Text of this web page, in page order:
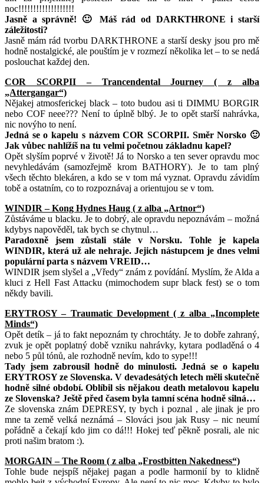
noc!!!!!!!!!!!!!!!!!!!
Jasně a správně! 🙂 Máš rád od DARKTHRONE i starší
záležitosti?
Jasně mám rád tvorbu DARKTHRONE a starší desky jsou pro mě
hodně nostalgické, ale pouštím je v rozmezí několika let – to se nedá
poslouchat každej den.
COR SCORPII – Trancendental Journey ( z alba
„Attergangar“)
Nějakej atmosferickej black – toto budou asi ti DIMMU BORGIR
nebo COF neee??? Není to úplně blbý. Je to opět starší nahrávka,
nic novýho to není.
Jedná se o kapelu s názvem COR SCORPII. Směr Norsko 🙂
Jak vůbec nahlížíš na tu velmi početnou základnu kapel?
Opět slyším poprvé v životě! Já to Norsko a ten sever opravdu moc
nevyhledávám (samozřejmě krom BATHORY). Je to tam plný
všech těchto blekáren, a kdo se v tom má vyznat. Opravdu závidím
tobě a ostatním, co to rozpoznávaj a orientujou se v tom.
WINDIR – Kong Hydnes Haug ( z alba „Artnor“)
Zůstáváme u blacku. Je to dobrý, ale opravdu nepoznávám – možná
kdybys napověděl, tak bych se chytnul…
Paradoxně jsem zůstali stále v Norsku. Tohle je kapela
WINDIR, která už ale nehraje. Jejich nástupcem je dnes velmi
populární parta s názvem VREID…
WINDIR jsem slyšel a „Vředy“ znám z povídání. Myslím, že Alda a
kluci z Hell Fast Attacku (mimochodem supr black fest) se o tom
někdy bavili.
ERYTROSY – Traumatic Development ( z alba „Incomplete
Minds“)
Opět detík – já to fakt nepoznám ty chrochtáty. Je to dobře zahraný,
zvuk je opět poplatný době vzniku nahrávky, kytara podladěná o 4
nebo 5 půl tónů, ale rozhodně nevím, kdo to sype!!!
Tady jsem zabrousil hodně do minulosti. Jedná se o kapelu
ERYTROSY ze Slovenska. V devadesátých letech měli skutečně
hodně silné období. Oblíbil sis nějakou death metalovou kapelu
ze Slovenska? Ještě před časem byla tamní scéna hodně silná…
Ze slovenska znám DEPRESY, ty bych i poznal , ale jinak je pro
mne ta země velká neznámá – Slováci jsou jak Rusy – nic neumí
pořádně a čekají kdo jim co dá!!! Hokej teď pěkně posrali, ale nic
proti našim bratom :).
MORGAIN – The Room ( z alba „Frostbitten Nakedness“)
Tohle bude nejspíš nějakej pagan a podle harmonií by to klidně